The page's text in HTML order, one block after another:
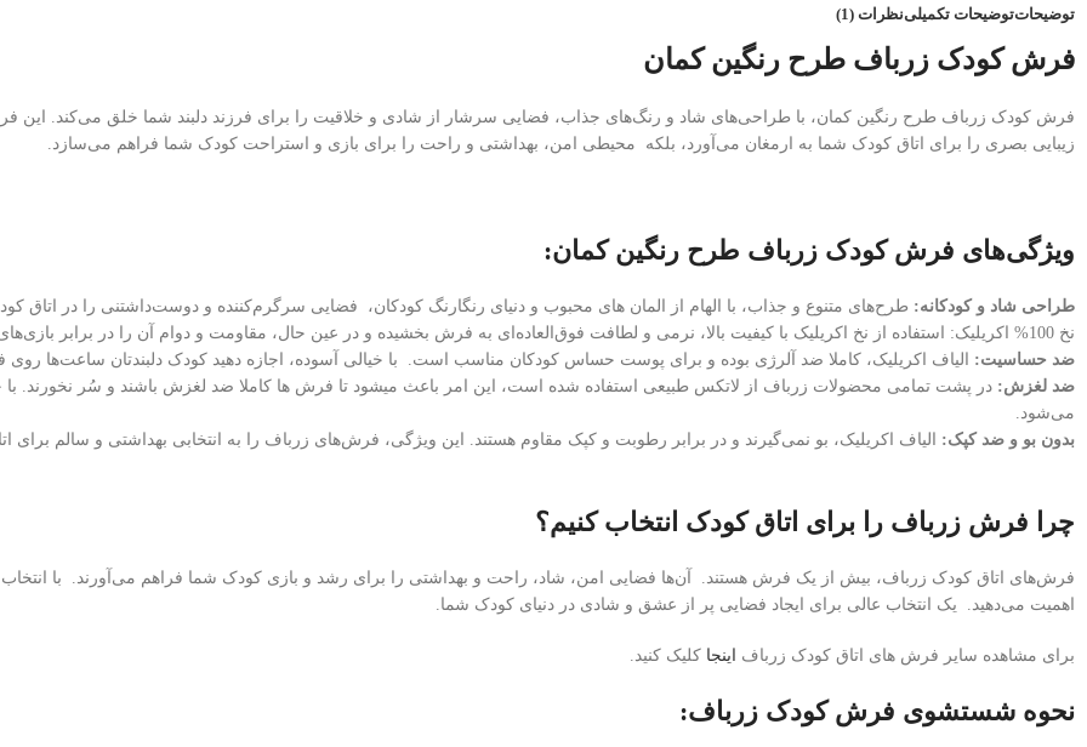
توضیحاتتوضیحات تکمیلینظرات (1)
فرش کودک زرباف طرح رنگین کمان
فرش کودک زرباف طرح رنگین کمان، با طراحی‌های شاد و رنگ‌های جذاب، فضایی سرشار از شادی و خلاقیت را برای فرزند دلبند شما خلق می‌کند. این فرش‌
زیبایی بصری را برای اتاق کودک شما به ارمغان می‌آورد، بلکه محیطی امن، بهداشتی و راحت را برای بازی و استراحت کودک شما فراهم می‌سازد.
ویژگی‌های فرش کودک زرباف طرح رنگین کمان:
طراحی شاد و کودکانه: طرح‌های متنوع و جذاب، با الهام از المان های محبوب و دنیای رنگارنگ کودکان، فضایی سرگرم‌کننده و دوست‌داشتنی را در اتاق
نخ 100% اکریلیک: استفاده از نخ اکریلیک با کیفیت بالا، نرمی و لطافت فوق‌العاده‌ای به فرش بخشیده و در عین حال، مقاومت و دوام آن را در برابر بازی‌های پر جنب و جوش کودک شما تضمین می‌کند.
ضد حساسیت: الیاف اکریلیک، کاملا ضد آلرژی بوده و برای پوست حساس کودکان مناسب است. با خیالی آسوده، اجازه دهید کودک دلبندتان ساعت‌ها روی
ضد لغزش: در پشت تمامی محضولات زرباف از لاتکس طبیعی استفاده شده است، این امر باعث میشود تا فرش ها کاملا ضد لغزش باشند و سُر نخورند.
می‌شود.
بدون بو و ضد کپک: الیاف اکریلیک، بو نمی‌گیرند و در برابر رطوبت و کپک مقاوم هستند. این ویژگی، فرش‌های زرباف را به انتخابی بهداشتی و سالم برای
چرا فرش زرباف را برای اتاق کودک انتخاب کنیم؟
فرش‌های اتاق کودک زرباف، بیش از یک فرش هستند. آن‌ها فضایی امن، شاد، راحت و بهداشتی را برای رشد و بازی کودک شما فراهم می‌آورند. با
اهمیت می‌دهید. یک انتخاب عالی برای ایجاد فضایی پر از عشق و شادی در دنیای کودک شما.
برای مشاهده سایر فرش های اتاق کودک زرباف اینجا کلیک کنید.
نحوه شستشوی فرش کودک زرباف: